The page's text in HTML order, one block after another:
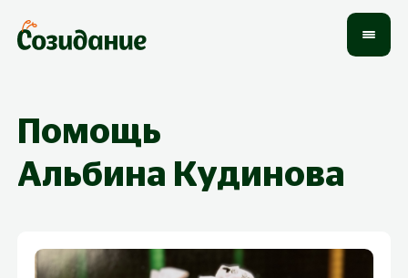
Помощь
Альбина Кудинова